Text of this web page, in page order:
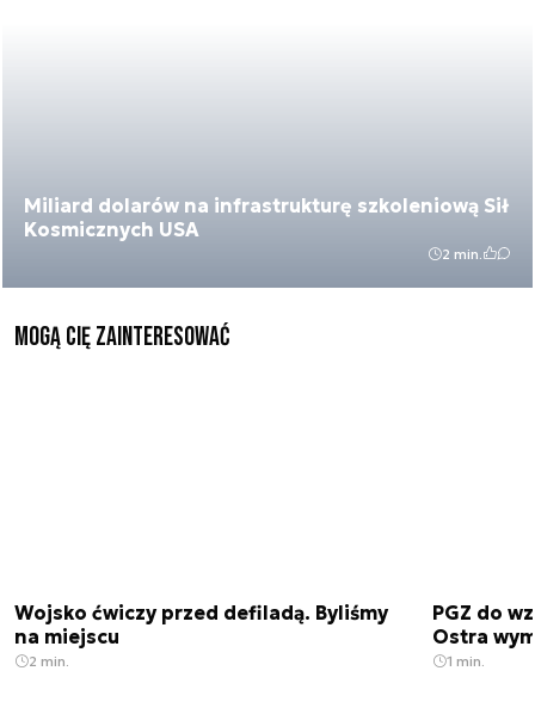
Miliard dolarów na infrastrukturę szkoleniową Sił
Kosmicznych USA
2 min.
Mogą Cię zainteresować
Wojsko ćwiczy przed defiladą. Byliśmy
na miejscu
2 min.
PGZ do
Ostra
1 min.